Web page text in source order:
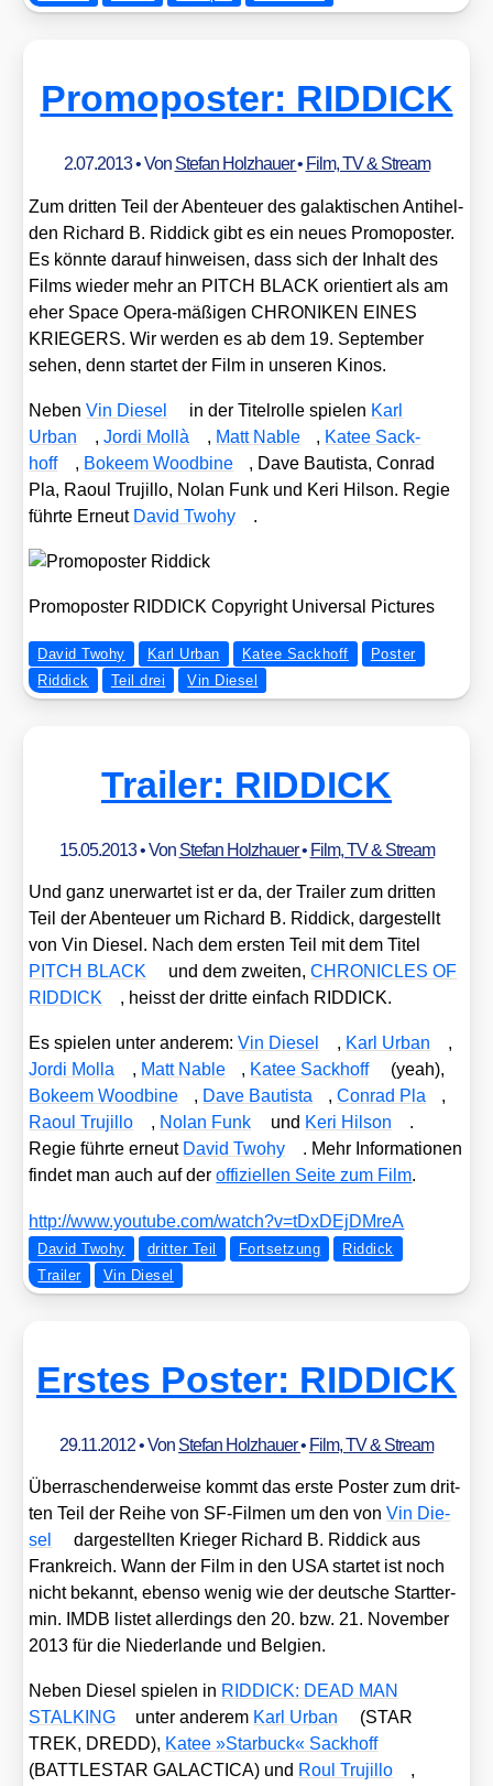
Promoposter: RIDDICK
2.07.2013• Von Stefan Holzhauer• Film, TV & Stream
Zum drit­ten Teil der Aben­teu­er des galak­ti­schen Anti­hel­
den Richard B. Rid­dick gibt es ein neu­es Pro­mo­pos­ter.
Es könn­te dar­auf hin­wei­sen, dass sich der Inhalt des
Films wie­der mehr an PITCH BLACK ori­en­tiert als am
eher Space Ope­ra-mäßi­gen CHRONIKEN EINES
KRIEGERS. Wir wer­den es ab dem 19. Sep­tem­ber
sehen, denn star­tet der Film in unse­ren Kinos.
NebenVin Die­sel in der Titel­rol­le spie­len Karl
Urban
,Jor­di Mol­là , Matt Nable , Katee Sack­
hoff
, Bokeem Wood­bi­ne
, Dave Bau­tis­ta, Con­rad
Pla, Raoul Tru­ji­l­lo, Nolan Funk und Keri Hil­son. Regie
führ­te Erneut David Two­hy .
Pro­mo­pos­ter RIDDICK Copy­right Uni­ver­sal Pic­tures
David Twohy Karl Urban Katee Sackhoff
Poster
Riddick
Teil drei Vin Diesel
Trailer: RIDDICK
15.05.2013• Von Stefan Holzhauer• Film, TV & Stream
Und ganz uner­war­tet ist er da, der Trai­ler zum drit­ten
Teil der Aben­teu­er um Richard B. Rid­dick, dar­ge­stellt
von Vin Die­sel. Nach dem ers­ten Teil mit dem Titel
PITCH BLACK
und dem zwei­ten,CHRONICLES OF
RIDDICK
, heisst der drit­te ein­fach RIDDICK.
Es spie­len unter ande­rem:Vin Die­sel , Karl Urban
,
Jor­di Mol­la
, Matt Nable , Katee Sack­hoff
(yeah),
Bokeem Wood­bi­ne
, Dave Bau­tis­ta ,Con­rad Pla
,
Raoul Tru­ji­l­lo
, Nolan Funk und Keri Hil­son
.
Regie führ­te erneut David Two­hy
. Mehr Infor­ma­tio­nen
fin­det man auch auf deroffi­zi­el­len Sei­te zum Film.
http://​www​.you​tube​.com/​w​a​t​c​h​?​v​=​t​D​x​D​E​j​D​M​reA
David Twohy dritter Teil Fortsetzung
Riddick
Trailer
Vin Diesel
Erstes Poster: RIDDICK
29.11.2012• Von Stefan Holzhauer• Film, TV & Stream
Über­ra­schen­der­wei­se kommt das ers­te Pos­ter zum drit­
ten Teil der Rei­he von SF-Fil­men um den vonVin Die­
sel
dar­ge­stell­ten Krie­ger Richard B. Rid­dick aus
Frank­reich. Wann der Film in den USA star­tet ist noch
nicht bekannt, eben­so wenig wie der deut­sche Start­ter­
min. IMDB lis­tet aller­dings den 20. bzw. 21. Novem­ber
2013 für die Nie­der­lan­de und Bel­gi­en.
Neben Die­sel spie­len in RIDDICK: DEAD MAN
STALKING
unter ande­rem Karl Urban
(STAR
TREK, DREDD), Katee »Star­buck« Sack­hoff
(BATTLESTAR GALACTICA) und Roul Tru­ji­l­lo
,